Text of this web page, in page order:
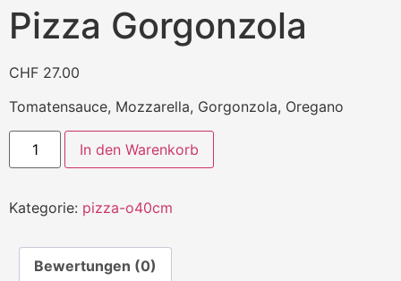
Pizza Gorgonzola
CHF 27.00
Tomatensauce, Mozzarella, Gorgonzola, Oregano
In den Warenkorb
Kategorie: pizza-o40cm
Bewertungen (0)